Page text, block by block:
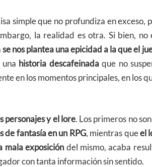
simple que no profundiza en
la realidad es otra. Si bien,
se nos plantea una epicidad a la que el
historia descafeinadaque no
en los momentos principales, en los
personajes y el lore. Los primeros no
de fantasía en un RPG, mientras queel
mala exposición del mismo, acaba
con tanta información sin sentido.